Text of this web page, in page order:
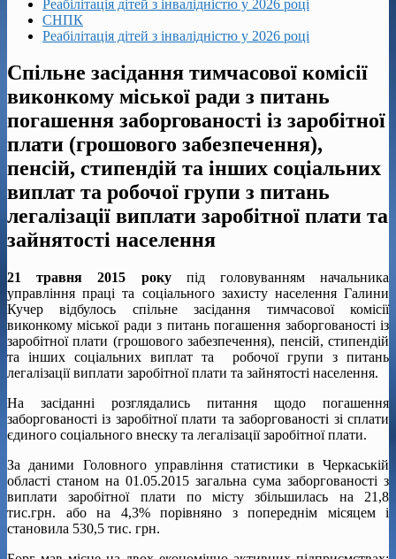
Реабілітація дітей з інвалідністю у 2026 році
СНПК
Реабілітація дітей з інвалідністю у 2026 році
Спільне засідання тимчасової комісії
виконкому міської ради з питань
погашення заборгованості із заробітної
плати (грошового забезпечення),
пенсій, стипендій та інших соціальних
виплат та робочої групи з питань
легалізації виплати заробітної плати та
зайнятості населення
21 травня 2015 рокупід головуванням начальника
управління праці та соціального захисту населення Галини
Кучер відбулось спільне засідання тимчасової комісії
виконкому міської ради з питань погашення заборгованості із
заробітної плати (грошового забезпечення), пенсій, стипендій
та інших соціальних виплат та робочої групи з питань
легалізації виплати заробітної плати та зайнятості населення.
На засіданні розглядались питання щодо погашення
заборгованості із заробітної плати та заборгованості зі сплати
єдиного соціального внеску та легалізації заробітної плати.
За даними Головного управління статистики в Черкаській
області станом на 01.05.2015 загальна сума заборгованості з
виплати заробітної плати по місту збільшилась на 21,8
тис.грн. або на 4,3% порівняно з попереднім місяцем і
становила 530,5 тис. грн.